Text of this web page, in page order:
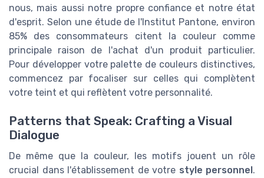
nous, mais aussi notre propre confiance et notre état
d'esprit. Selon une étude de l'Institut Pantone, environ
85% des consommateurs citent la couleur comme
principale raison de l'achat d'un produit particulier.
Pour développer votre palette de couleurs distinctives,
commencez par focaliser sur celles qui complètent
votre teint et qui reflètent votre personnalité.
Patterns that Speak: Crafting a Visual
Dialogue
De même que la couleur, les motifs jouent un rôle
crucial dans l'établissement de votre style personnel.